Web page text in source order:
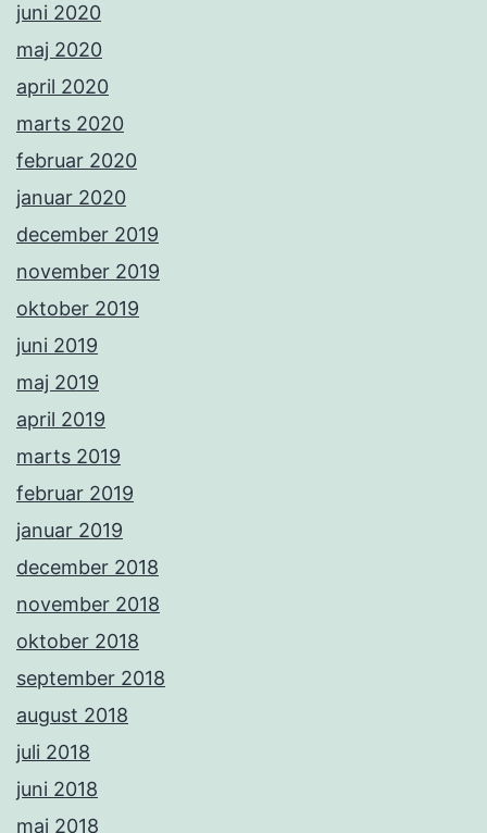
juni 2020
maj 2020
april 2020
marts 2020
februar 2020
januar 2020
december 2019
november 2019
oktober 2019
juni 2019
maj 2019
april 2019
marts 2019
februar 2019
januar 2019
december 2018
november 2018
oktober 2018
september 2018
august 2018
juli 2018
juni 2018
maj 2018